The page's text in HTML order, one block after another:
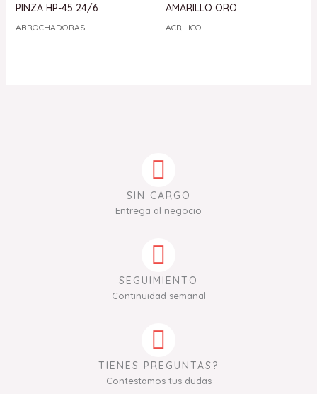
PINZA HP-45 24/6
ABROCHADORAS
AMARILLO ORO
ACRILICO
SIN CARGO
Entrega al negocio
SEGUIMIENTO
Continuidad semanal
TIENES PREGUNTAS?
Contestamos tus dudas